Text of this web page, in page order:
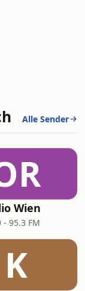
Alle Sender
Wien
- 95.3 FM
K